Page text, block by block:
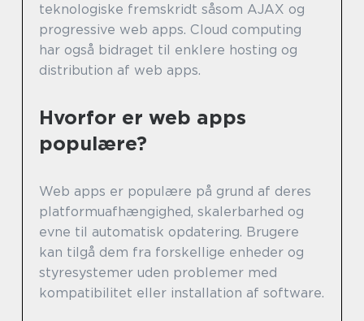
teknologiske fremskridt såsom AJAX og
progressive web apps. Cloud computing
har også bidraget til enklere hosting og
distribution af web apps.
Hvorfor er web apps
populære?
Web apps er populære på grund af deres
platformuafhængighed, skalerbarhed og
evne til automatisk opdatering. Brugere
kan tilgå dem fra forskellige enheder og
styresystemer uden problemer med
kompatibilitet eller installation af software.